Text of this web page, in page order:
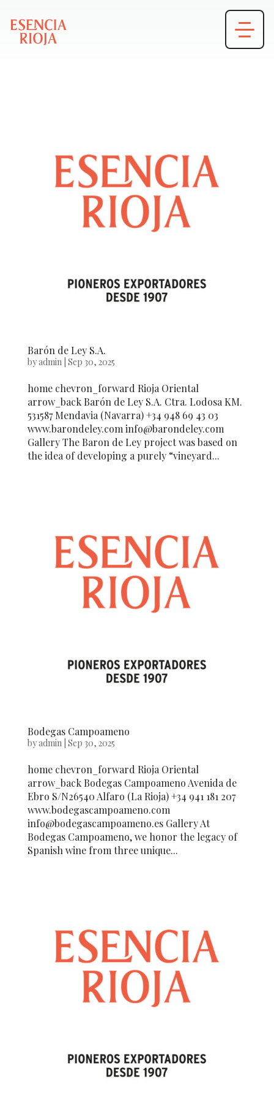
Barón de Ley S.A.
byadmin| Sep 30, 2025
home chevron_forward Rioja Oriental
arrow_back Barón de Ley S.A. Ctra. Lodosa KM.
531587 Mendavia (Navarra) +34 948 69 43 03
www.barondeley.com info@barondeley.com
Gallery The Baron de Ley project was based on
the idea of developing a purely “vineyard...
Bodegas Campoameno
byadmin Sep 30, 2025
home chevron_forward Rioja Oriental
arrow_back Bodegas Campoameno Avenida de
Ebro S/N26540 Alfaro (La Rioja) +34 941 181 207
www.bodegascampoameno.com
info@bodegascampoameno.es Gallery At
Bodegas Campoameno, we honor the legacy of
Spanish wine from three unique...